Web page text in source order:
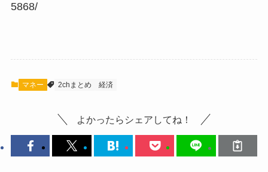
5868/
マネー 2chまとめ 経済
よかったらシェアしてね！